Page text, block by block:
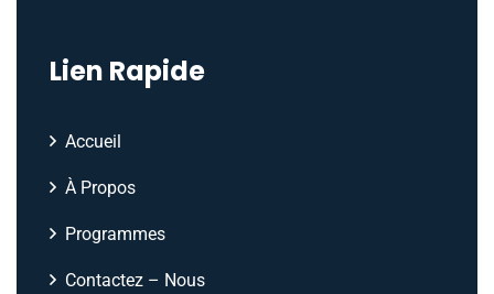
Lien Rapide
Accueil
À Propos
Programmes
Contactez – Nous